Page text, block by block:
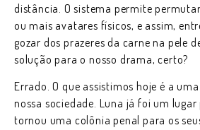
distância. O sistema permite
ou mais avatares físicos, e assim,
gozar dos prazeres da carne na pele
solução para o nosso drama, certo?
Errado. O que assistimos hoje é a
nossa sociedade. Luna já foi um
tornou uma colônia penal para os